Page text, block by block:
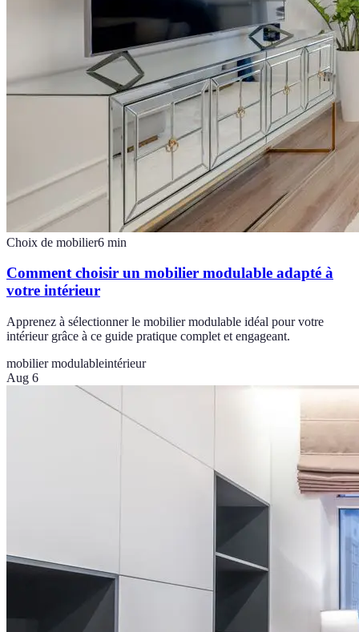
Choix de mobilier6 min
Comment choisir un mobilier modulable adapté à
votre intérieur
Apprenez à sélectionner le mobilier modulable idéal pour votre
intérieur grâce à ce guide pratique complet et engageant.
mobilier modulableintérieur
Aug 6